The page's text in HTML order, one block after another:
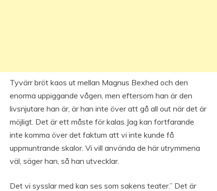
Tyvärr bröt kaos ut mellan Magnus Bexhed och den
enorma uppiggande vågen, men eftersom han är den
livsnjutare han är, är han inte över att gå all out när det är
möjligt. Det är ett måste för kalas.Jag kan fortfarande
inte komma över det faktum att vi inte kunde få
uppmuntrande skalor. Vi vill använda de här utrymmena
väl, säger han, så han utvecklar.
Det vi sysslar med kan ses som sakens teater.” Det är